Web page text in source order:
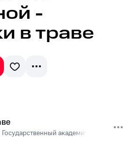
-
в траве
Государственный академический